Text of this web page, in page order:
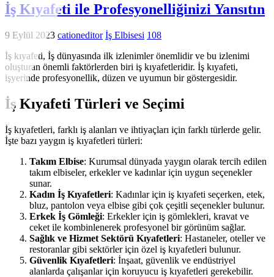
İş Kıyafeti ile Profesyonelliğinizi Yansıtın
9 Eylül 2023 cationeditor İş Elbisesi 108
İş kıyafeti, İş dünyasında ilk izlenimler önemlidir ve bu izlenimi
oluşturan önemli faktörlerden biri iş kıyafetleridir. İş kıyafeti,
işyerinde profesyonellik, düzen ve uyumun bir göstergesidir.
İş Kıyafeti Türleri ve Seçimi
İş kıyafetleri, farklı iş alanları ve ihtiyaçları için farklı türlerde gelir.
İşte bazı yaygın iş kıyafetleri türleri:
Takım Elbise: Kurumsal dünyada yaygın olarak tercih edilen
takım elbiseler, erkekler ve kadınlar için uygun seçenekler
sunar.
Kadın İş Kıyafetleri: Kadınlar için iş kıyafeti seçerken, etek,
bluz, pantolon veya elbise gibi çok çeşitli seçenekler bulunur.
Erkek İş Gömleği: Erkekler için iş gömlekleri, kravat ve
ceket ile kombinlenerek profesyonel bir görünüm sağlar.
Sağlık ve Hizmet Sektörü Kıyafetleri: Hastaneler, oteller ve
restoranlar gibi sektörler için özel iş kıyafetleri bulunur.
Güvenlik Kıyafetleri: İnşaat, güvenlik ve endüstriyel
alanlarda çalışanlar için koruyucu iş kıyafetleri gerekebilir.